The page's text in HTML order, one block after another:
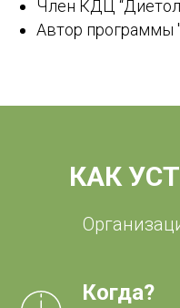
Член КДЦ
Автор программы
КАК
Когда?